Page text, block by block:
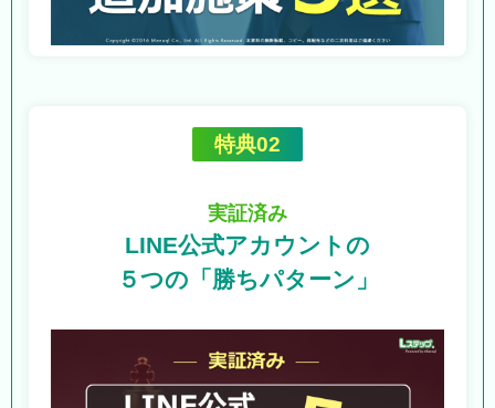
特典02
実証済み
LINE公式アカウントの
５つの「勝ちパターン」